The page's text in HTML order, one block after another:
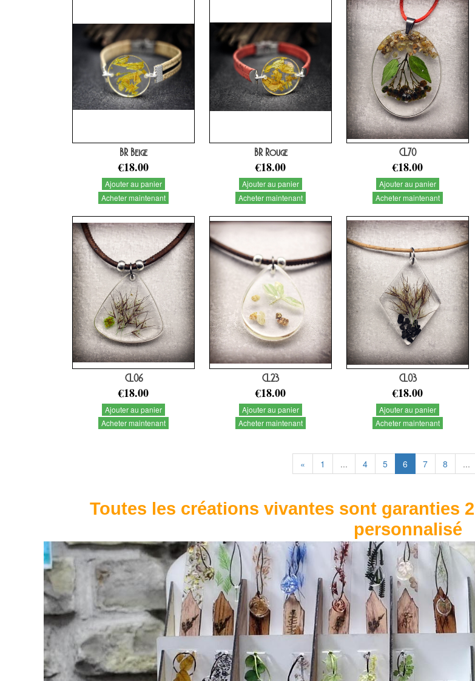
BR Beige
€18.00
Ajouter au panier
Acheter maintenant
BR Rouge
€18.00
Ajouter au panier
Acheter maintenant
CL70
€18.00
Ajouter au panier
Acheter maintenant
CL06
€18.00
Ajouter au panier
Acheter maintenant
CL23
€18.00
Ajouter au panier
Acheter maintenant
CL03
€18.00
Ajouter au panier
Acheter maintenant
« 1 ... 4 5 6 7 8 ...
Toutes les créations vivantes sont garanties
personnalisé